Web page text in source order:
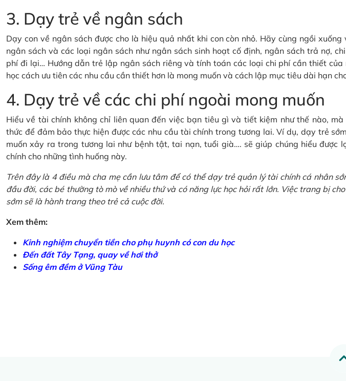
3. Dạy trẻ về ngân sách
Dạy con về ngân sách được cho là hiệu quả nhất khi con còn nhỏ. Hãy cùng ngồi
ngân sách và các loại ngân sách như ngân sách sinh hoạt cố định, ngân sách trả nợ,
phí đi lại… Hướng dẫn trẻ lập ngân sách riêng và tính toán các loại chi phí cần thiết
học cách ưu tiên các nhu cầu cần thiết hơn là mong muốn và cách lập mục tiêu dài hạn
4. Dạy trẻ về các chi phí ngoài mong muốn
Hiểu về tài chính không chỉ liên quan đến việc bạn tiêu gì và tiết kiệm như thế nào,
thức để đảm bảo thực hiện được các nhu cầu tài chính trong tương lai. Ví dụ, dạy trẻ
muốn xảy ra trong tương lai như bệnh tật, tai nạn, tuổi già…. sẽ giúp chúng hiểu được
chính cho những tình huống này.
Trên đây là 4 điều mà cha mẹ cần lưu tâm để có thể dạy trẻ quản lý tài chính cá nhân
đầu đời, các bé thường tò mò về nhiều thứ và có năng lực học hỏi rất lớn. Việc trang bị
sớm sẽ là hành trang theo trẻ cả cuộc đời.
Xem thêm:
Kinh nghiệm chuyển tiền cho phụ huynh có con du học
Đến đất Tây Tạng, quay về hơi thở
Sống êm đềm ở Vũng Tàu